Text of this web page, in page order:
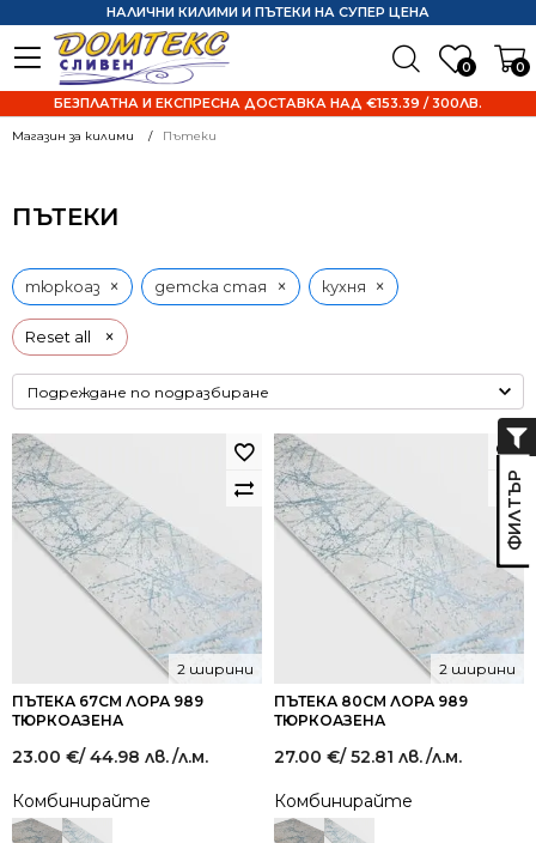
0 0
НАЛИЧНИ КИЛИМИ И ПЪТЕКИ НА СУПЕР ЦЕНА
БЕЗПЛАТНА И ЕКСПРЕСНА ДОСТАВКА НАД €153.39 / 300ЛВ.
Магазин за килими Пътеки
ПЪТЕКИ
Reset all ×
тюркоаз × детска стая × кухня ×
ПЪТЕКА 67СМ ЛОРА 989
ТЮРКОАЗЕНА
2 ширини
23.00 €/ 44.98 лв./л.м.
Комбинирайте
ПЪТЕКА 80СМ ЛОРА 989
ТЮРКОАЗЕНА
2 ширини
27.00 €/ 52.81 лв./л.м.
Комбинирайте